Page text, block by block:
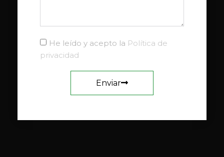
He leído y acepto la Política de
privacidad
Enviar